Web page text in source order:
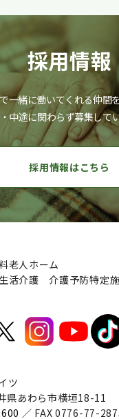
採用情報
一緒に働いてくれる仲間
中途に関わらず募集して
採用情報はこちら
老人ホーム
活介護 介護予防特定
ツ
県あわら市横垣18-11
／ FAX 0776-77-